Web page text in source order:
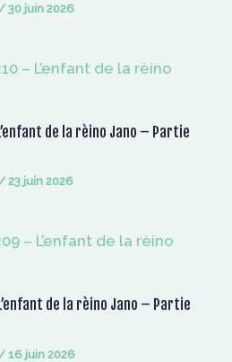
30 juin 2026
de la rèino Jano – Partie
23 juin 2026
de la rèino Jano – Partie
16 juin 2026